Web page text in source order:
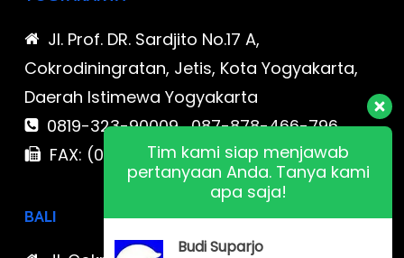
Jl. Prof. DR. Sardjito No.17 A,
Cokrodiningratan, Jetis, Kota Yogyakarta,
Daerah Istimewa Yogyakarta
0819-323-90009 , 087-878-466-796
FAX: (021) 780 7511
BALI
Tim kami siap menjawab
pertanyaan Anda. Tanya kami
apa saja!
Budi Suparjo